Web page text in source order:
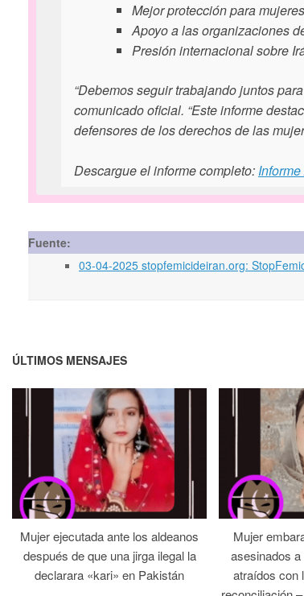
Mejor protección para
Apoyo a las organizaciones
Presión internacional sobre
“Debemos seguir trabajando juntos
comunicado oficial. “Este informe
defensores de los derechos de las
Descargue el informe completo:
Fuente:
03-04-2025 stopfemicideiran.org:
ÚLTIMOS MENSAJES
Mujer ejecutada ante los aldeanos
después de que una jirga ilegal la
declarara «kari» en Pakistán
Mujer
asesinados
atraídos con